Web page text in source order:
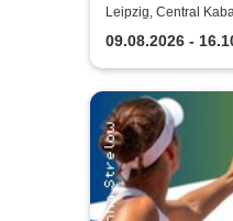
Central
Leipzig, Central
09.08.2026 -